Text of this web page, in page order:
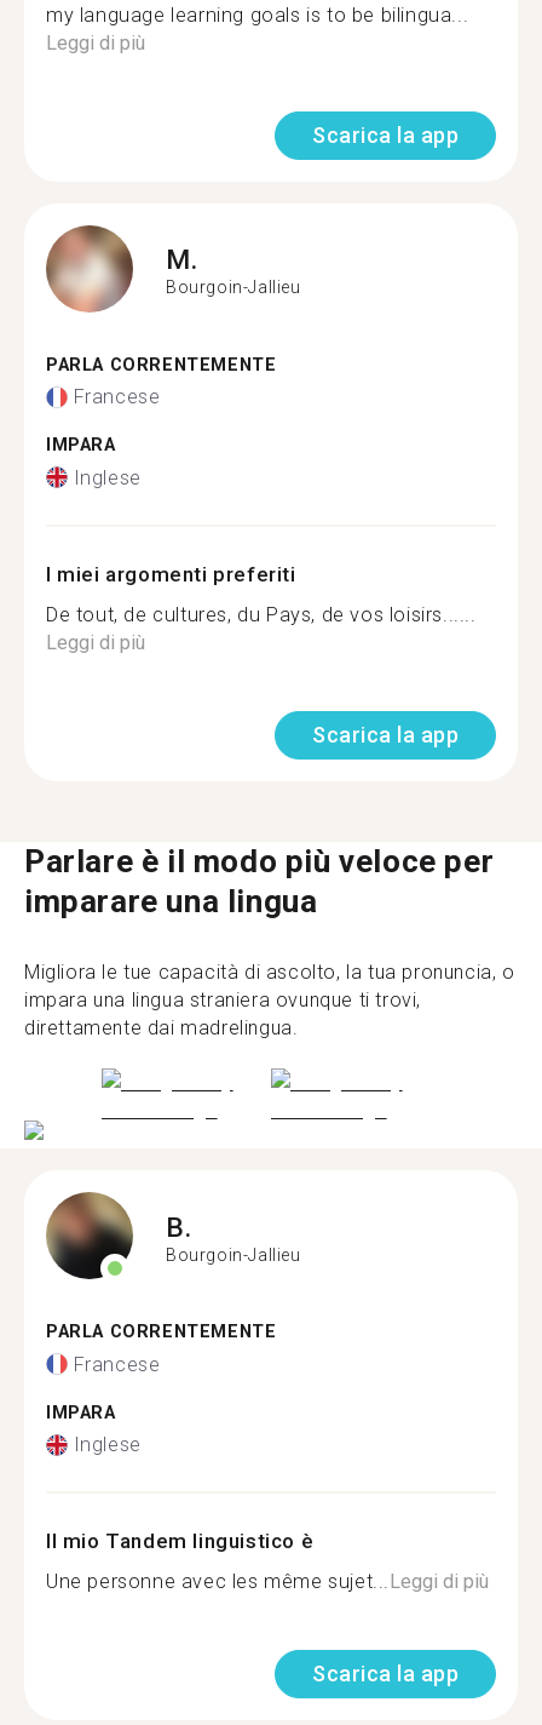
my language learning goals is to be bilingua...
Leggi di più
Scarica la app
M.
Bourgoin-Jallieu
PARLA CORRENTEMENTE
Francese
IMPARA
Inglese
I miei argomenti preferiti
De tout, de cultures, du Pays, de vos loisirs......
Leggi di più
Scarica la app
Parlare è il modo più veloce per
imparare una lingua
Migliora le tue capacità di ascolto, la tua pronuncia, o
impara una lingua straniera ovunque ti trovi,
direttamente dai madrelingua.
B.
Bourgoin-Jallieu
PARLA CORRENTEMENTE
Francese
IMPARA
Inglese
Il mio Tandem linguistico è
Une personne avec les même sujet...Leggi di più
Scarica la app